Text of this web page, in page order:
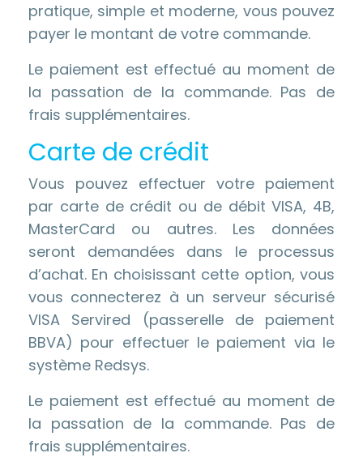
pratique, simple et moderne, vous pouvez
payer le montant de votre commande.
Le paiement est effectué au moment de
la passation de la commande. Pas de
frais supplémentaires.
Carte de crédit
Vous pouvez effectuer votre paiement
par carte de crédit ou de débit VISA, 4B,
MasterCard ou autres. Les données
seront demandées dans le processus
d’achat. En choisissant cette option, vous
vous connecterez à un serveur sécurisé
VISA Servired (passerelle de paiement
BBVA) pour effectuer le paiement via le
système Redsys.
Le paiement est effectué au moment de
la passation de la commande. Pas de
frais supplémentaires.